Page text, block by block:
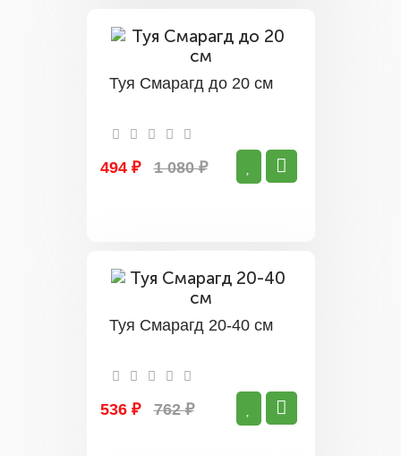
Туя Смарагд до 20 см
494 ₽ 1 080 ₽
Туя Смарагд 20-40 см
536 ₽ 762 ₽